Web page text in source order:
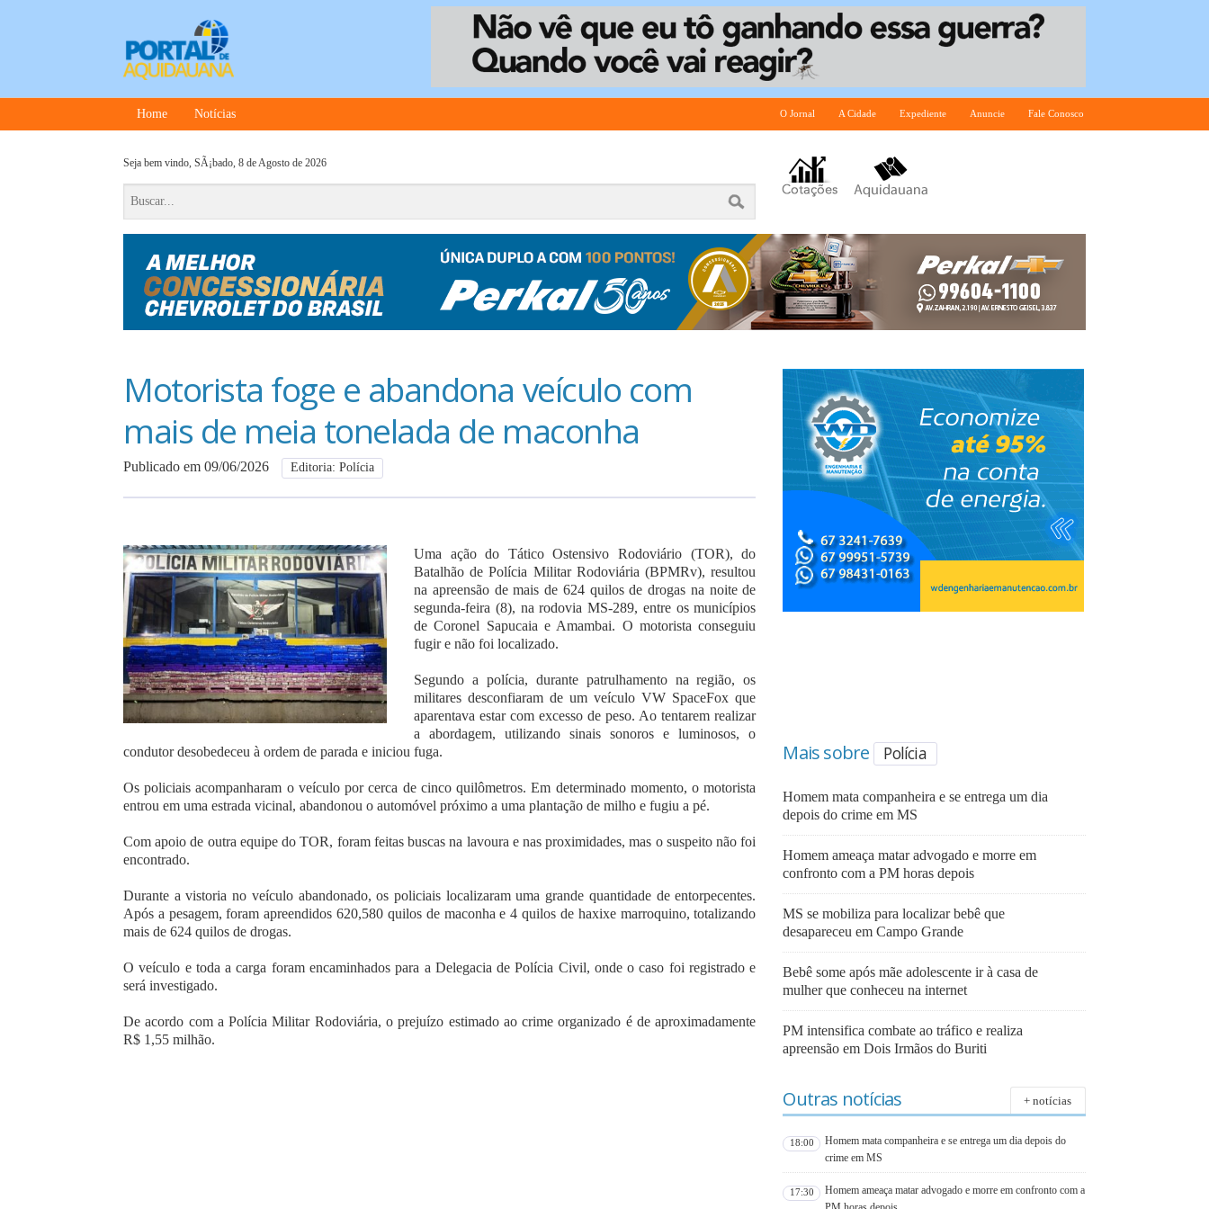
Home Notícias O Jornal A Cidade Expediente Anuncie Fale Conosco
Seja bem vindo, SÃ¡bado, 8 de Agosto de 2026
Motorista foge e abandona veículo com
mais de meia tonelada de maconha
Publicado em 09/06/2026 Editoria: Polícia
Uma ação do Tático Ostensivo Rodoviário (TOR), do
Batalhão de Polícia Militar Rodoviária (BPMRv), resultou
na apreensão de mais de 624 quilos de drogas na noite de
segunda-feira (8), na rodovia MS-289, entre os municípios
de Coronel Sapucaia e Amambai. O motorista conseguiu
fugir e não foi localizado.
Segundo a polícia, durante patrulhamento na região, os
militares desconfiaram de um veículo VW SpaceFox que
aparentava estar com excesso de peso. Ao tentarem realizar
a abordagem, utilizando sinais sonoros e luminosos, o
condutor desobedeceu à ordem de parada e iniciou fuga.
Os policiais acompanharam o veículo por cerca de cinco quilômetros. Em determinado momento, o motorista
entrou em uma estrada vicinal, abandonou o automóvel próximo a uma plantação de milho e fugiu a pé.
Com apoio de outra equipe do TOR, foram feitas buscas na lavoura e nas proximidades, mas o suspeito não foi
encontrado.
Durante a vistoria no veículo abandonado, os policiais localizaram uma grande quantidade de entorpecentes.
Após a pesagem, foram apreendidos 620,580 quilos de maconha e 4 quilos de haxixe marroquino, totalizando
mais de 624 quilos de drogas.
O veículo e toda a carga foram encaminhados para a Delegacia de Polícia Civil, onde o caso foi registrado e
será investigado.
De acordo com a Polícia Militar Rodoviária, o prejuízo estimado ao crime organizado é de aproximadamente
R$ 1,55 milhão.
Mais sobre Polícia
Homem mata companheira e se entrega um dia
depois do crime em MS
Homem ameaça matar advogado e morre em
confronto com a PM horas depois
MS se mobiliza para localizar bebê que
desapareceu em Campo Grande
Bebê some após mãe adolescente ir à casa de
mulher que conheceu na internet
PM intensifica combate ao tráfico e realiza
apreensão em Dois Irmãos do Buriti
Outras notícias + notícias
18:00
Homem mata companheira e se entrega um dia depois do
crime em MS
17:30
Homem ameaça matar advogado e morre em confronto com a